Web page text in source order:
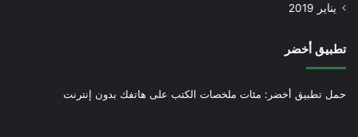
يناير 2019
تطبيق أخضر
حمل تطبيق أخضر: مئات ملخصات الكتب على هاتفك بدون إنترنت